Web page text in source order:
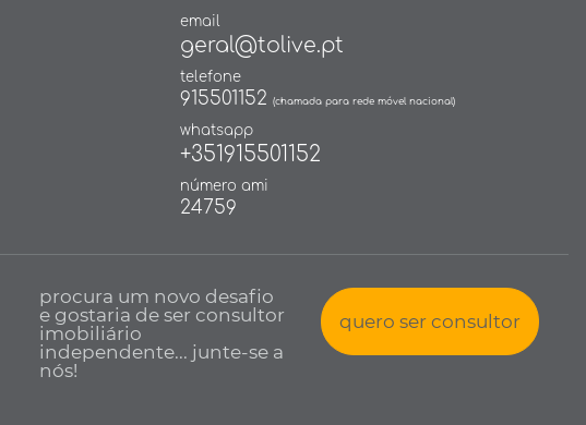
email
geral@tolive.pt
telefone
915501152 (chamada para rede móvel nacional)
whatsapp
+351915501152
número ami
24759
procura um novo desafio
e gostaria de ser consultor
imobiliário
independente... junte-se a
nós!
quero ser consultor